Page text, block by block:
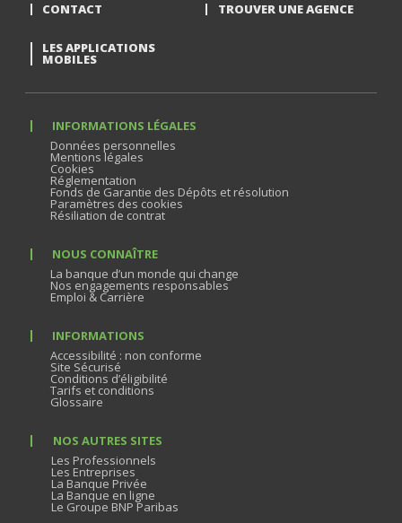
CONTACT TROUVER UNE AGENCE
LES APPLICATIONS
MOBILES
INFORMATIONS LÉGALES
Données personnelles
Mentions légales
Cookies
Réglementation
Fonds de Garantie des Dépôts et résolution
Paramètres des cookies
Résiliation de contrat
NOUS CONNAÎTRE
La banque d’un monde qui change
Nos engagements responsables
Emploi & Carrière
INFORMATIONS
Accessibilité : non conforme
Site Sécurisé
Conditions d’éligibilité
Tarifs et conditions
Glossaire
NOS AUTRES SITES
Les Professionnels
Les Entreprises
La Banque Privée
La Banque en ligne
Le Groupe BNP Paribas